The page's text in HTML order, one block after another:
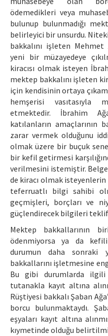
ödemedikleri veya
bulunup bulunmadığı
belirleyici bir unsurdu.
bakkalını işleten
yeni bir müzayedeye
kiracısı olmak isteyen
mektep bakkalını işleten
için kendisinin ortaya
hemşerisi vasıtasıyla
etmektedir. İbrahim
katılanların amaçlarının
zarar vermek olduğunu
olmak üzere bir buçuk
bir kefil getirmesi
verilmesini istemiştir.
de kiracı olmak
teferruatlı bilgi sahibi
geçmişleri, borçları ve
güçlendirecek bilgileri
Mektep bakkallarının
ödenmiyorsa ya da
durumun daha sonraki
bakkallarını işletmesine
Bu gibi durumlarda ilgili
tutanakla kayıt altına
Rüştiyesi bakkalı Şaban
borcu bulunmaktaydı.
eşyaları kayıt altına
kıymetinde olduğu